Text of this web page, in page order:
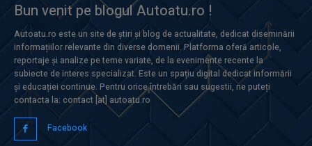
Bun venit pe blogul Autoatu.ro !
Autoatu.ro este un site de știri și blog de actualitate, dedicat diseminării
informațiilor relevante din diverse domenii. Platforma oferă articole,
reportaje și analize pe teme variate, de la evenimente recente la
subiecte de interes specializat. Este un spațiu digital dedicat informării
și educației continue. Pentru orice întrebări sau sugestii, ne puteți
contacta la: contact [at] autoatu.ro
Facebook